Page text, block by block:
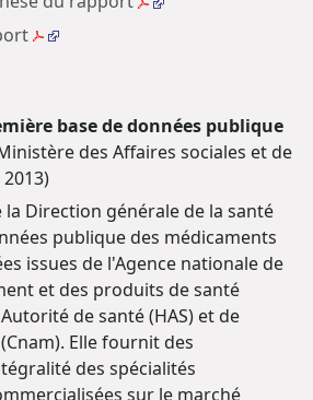
base de données publique
des Affaires sociales et de
la Direction générale de la santé
publique des médicaments
issues de l'Agence nationale de
et des produits de santé
de santé (HAS) et de
Elle fournit des
des spécialités
sur le marché